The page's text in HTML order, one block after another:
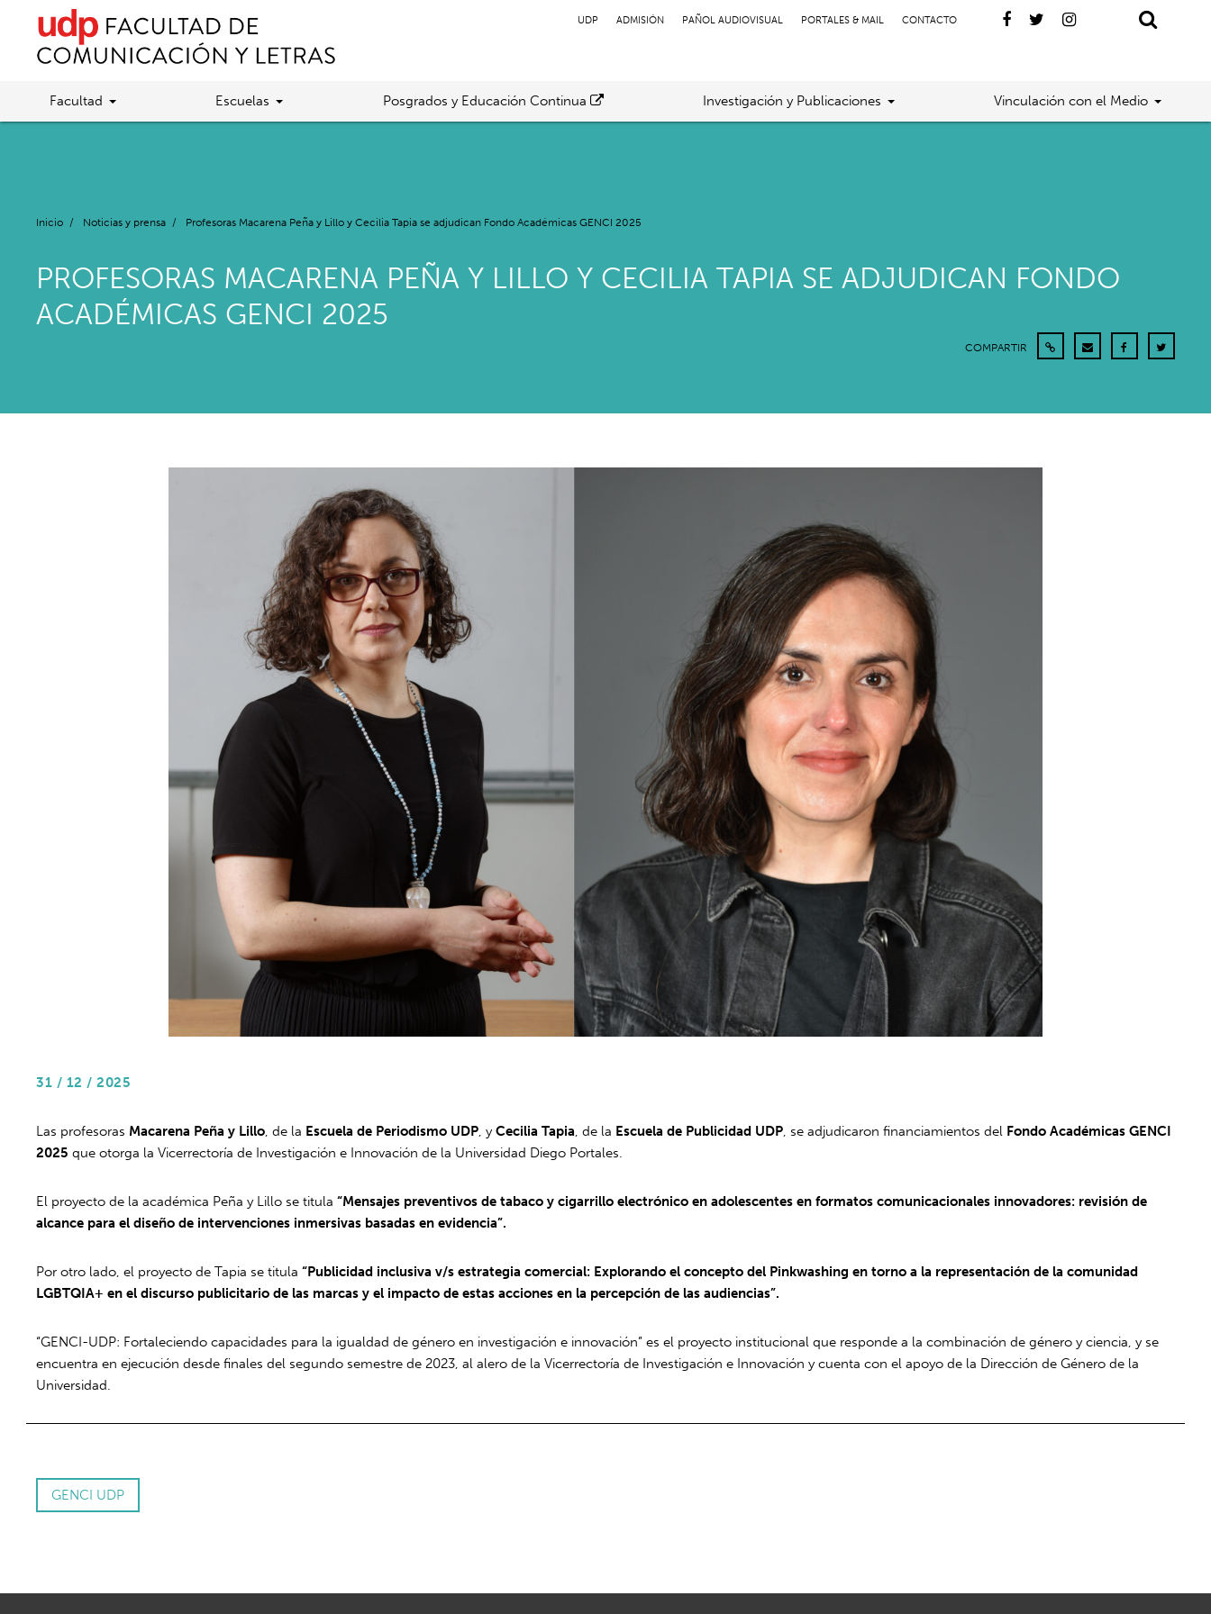
UDP ADMISIÓN PAÑOL AUDIOVISUAL PORTALES & MAIL CONTACTO
Facultad Escuelas Posgrados y Educación Continua Investigación y Publicaciones Vinculación con el Medio
Inicio / Noticias y prensa / Profesoras Macarena Peña y Lillo y Cecilia Tapia se adjudican Fondo Académicas GENCI 2025
PROFESORAS MACARENA PEÑA Y LILLO Y CECILIA TAPIA SE ADJUDICAN FONDO
ACADÉMICAS GENCI 2025
COMPARTIR
31 / 12 / 2025
Las profesoras Macarena Peña y Lillo, de la Escuela de Periodismo UDP, yCecilia Tapia, de la Escuela de Publicidad UDP, se adjudicaron financiamientos del Fondo Académicas GENCI
2025 que otorga la Vicerrectoría de Investigación e Innovación de la Universidad Diego Portales.
El proyecto de la académica Peña y Lillo se titula“Mensajes preventivos de tabaco y cigarrillo electrónico en adolescentes en formatos comunicacionales innovadores: revisión de
alcance para el diseño de intervenciones inmersivas basadas en evidencia”.
Por otro lado, el proyecto de Tapia se titula“Publicidad inclusiva v/s estrategia comercial: Explorando el concepto del Pinkwashing en torno a la representación de la comunidad
LGBTQIA+ en el discurso publicitario de las marcas y el impacto de estas acciones en la percepción de las audiencias”.
“GENCI-UDP: Fortaleciendo capacidades para la igualdad de género en investigación e innovación” es el proyecto institucional que responde a la combinación de género y ciencia, y se
encuentra en ejecución desde finales del segundo semestre de 2023, al alero de la Vicerrectoría de Investigación e Innovación y cuenta con el apoyo de la Dirección de Género de la
Universidad.
GENCI UDP